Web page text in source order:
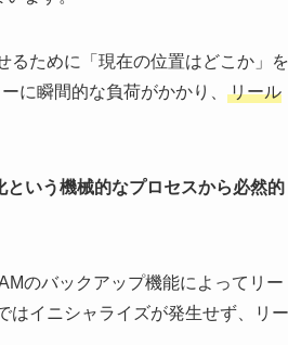
るために「現在の位置はどこか」を
に瞬間的な負荷がかかり、
リール
いう機械的なプロセスから必然的
のバックアップ機能によってリー
はイニシャライズが発生せず、リー